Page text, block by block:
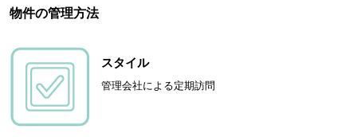
物件の管理方法
スタイル
管理会社による定期訪問